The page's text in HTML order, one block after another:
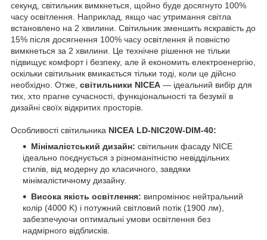
секунд, світильник вимкнеться, щойно буде досягнуто 100%
часу освітлення. Наприклад, якщо час утримання світла
встановлено на 2 хвилини. Світильник зменшить яскравість до
15% після досягнення 100% часу освітлення й повністю
вимкнеться за 2 хвилини. Це технічне рішення не тільки
підвищує комфорт і безпеку, але й економить електроенергію,
оскільки світильник вмикається тільки тоді, коли це дійсно
необхідно. Отже, світильники NICEA — ідеальний вибір для
тих, хто прагне сучасності, функціональності та безумії в
дизайні своїх відкритих просторів.
Особливості світильника NICEA LD-NIC20W-DIM-40:
Мінімалістський дизайн: світильник фасаду NICE
ідеально поєднується з різноманітністю невіддільних
стилів, від модерну до класичного, завдяки
мінімалістичному дизайну.
Висока якість освітлення: випромінює нейтральний
колір (4000 K) і потужний світловий потік (1900 лм),
забезпечуючи оптимальні умови освітлення без
надмірного відблисків.